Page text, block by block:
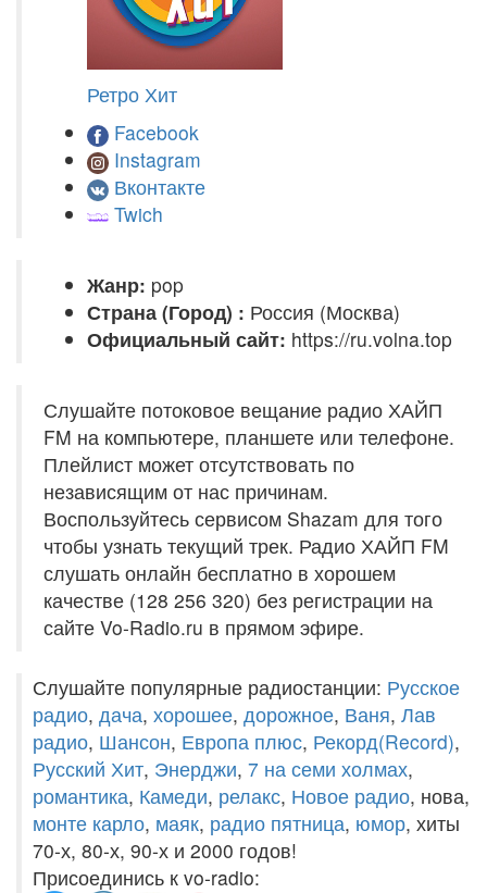
Ретро Хит
Facebook
Instagram
Вконтакте
Twich
Жанр: pop
Страна (Город) : Россия (Москва)
Официальный сайт: https://ru.volna.top
Слушайте потоковое вещание радио ХАЙП
FM на компьютере, планшете или телефоне.
Плейлист может отсутствовать по
независящим от нас причинам.
Воспользуйтесь сервисом Shazam для того
чтобы узнать текущий трек. Радио ХАЙП FM
слушать онлайн бесплатно в хорошем
качестве (128 256 320) без регистрации на
сайте Vo-Radio.ru в прямом эфире.
Слушайте популярные радиостанции: Русское
радио, дача, хорошее, дорожное, Ваня, Лав
радио, Шансон, Европа плюс, Рекорд(Record),
Русский Хит, Энерджи, 7 на семи холмах,
романтика, Камеди, релакс, Новое радио, нова,
монте карло, маяк, радио пятница, юмор, хиты
70-х, 80-х, 90-х и 2000 годов!
Присоединись к vo-radio: